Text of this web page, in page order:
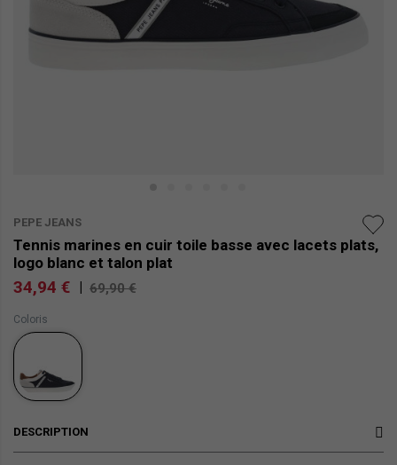
PEPE JEANS
Tennis marines en cuir toile basse avec lacets plats,
logo blanc et talon plat
34,94 € 69,90 €
Coloris
DESCRIPTION